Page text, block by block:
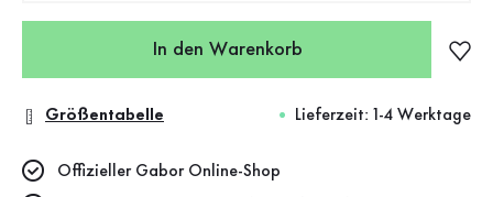
In den Warenkorb
Größentabelle Lieferzeit: 1-4 Werktage
Offizieller Gabor Online-Shop